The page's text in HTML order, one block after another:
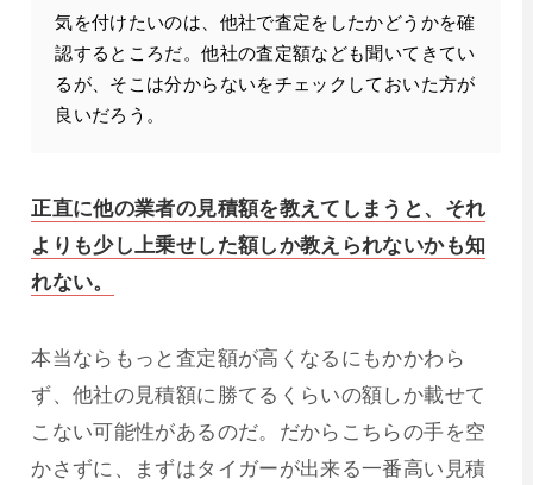
気を付けたいのは、他社で査定をしたかどうかを確
認するところだ。他社の査定額なども聞いてきてい
るが、そこは分からないをチェックしておいた方が
良いだろう。
正直に他の業者の見積額を教えてしまうと、それ
よりも少し上乗せした額しか教えられないかも知
れない。
本当ならもっと査定額が高くなるにもかかわら
ず、他社の見積額に勝てるくらいの額しか載せて
こない可能性があるのだ。だからこちらの手を空
かさずに、まずはタイガーが出来る一番高い見積